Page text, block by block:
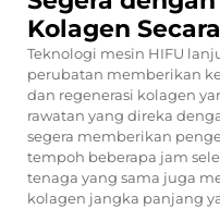
Kolagen
Teknologi mesin HIFU
perubatan memberikan
dan regenerasi kolagen
rawatan yang direka
segera memberikan
tempoh beberapa jam
tenaga yang sama juga
kolagen jangka panjang